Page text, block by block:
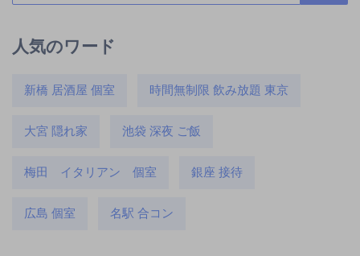
人気のワード
新橋 居酒屋 個室 時間無制限 飲み放題 東京
大宮 隠れ家 池袋 深夜 ご飯
梅田 イタリアン 個室 銀座 接待
広島 個室 名駅 合コン